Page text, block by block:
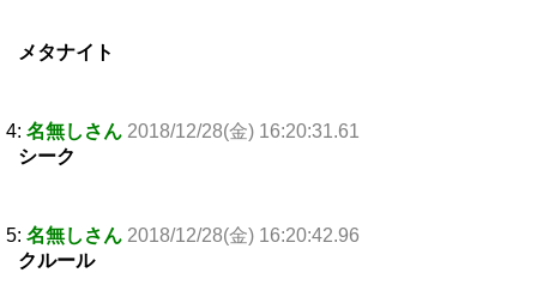
メタナイト
4: 名無しさん 2018/12/28(金) 16:20:31.61
シーク
5: 名無しさん 2018/12/28(金) 16:20:42.96
クルール